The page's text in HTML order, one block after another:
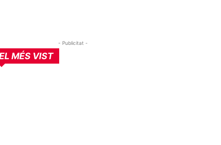
- Publicitat -
MÉS VIST